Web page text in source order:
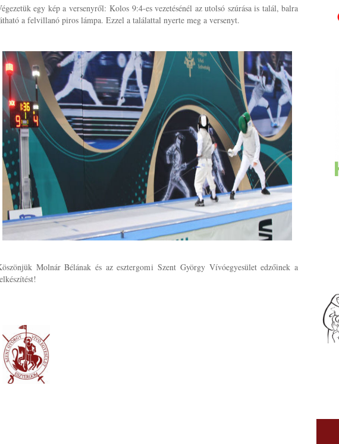
egy kép a versenyről: Kolos 9:4-es vezetésénél az utolsó szúrása is talál, balra
a felvillanó piros lámpa. Ezzel a találattal nyerte meg a versenyt.
Molnár Bélának és az esztergomi Szent György Vívóegyesület edzőinek a